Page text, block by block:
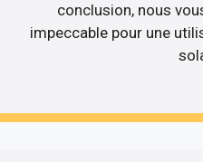
conclusion, nous
impeccable pour une